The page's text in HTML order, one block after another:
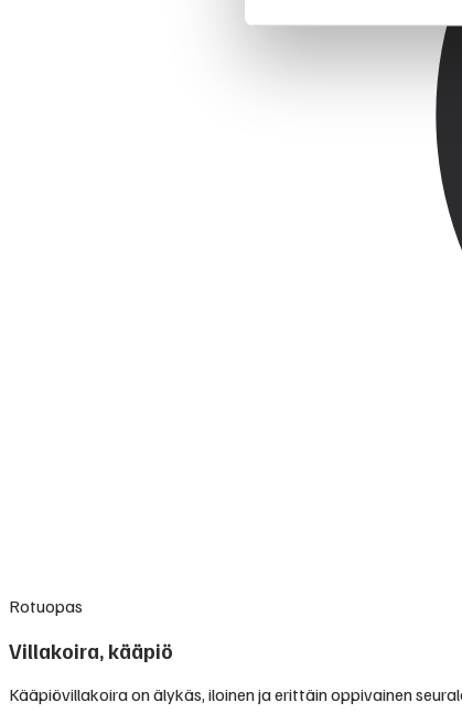
Rotuopas
Villakoira, kääpiö
Kääpiövillakoira on älykäs, iloinen ja erittäin oppivainen